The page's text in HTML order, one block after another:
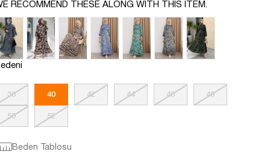
RECOMMEND THESE ALONG WITH THIS ITEM.
38 40 42 44 46 48
50 52
Beden Tablosu